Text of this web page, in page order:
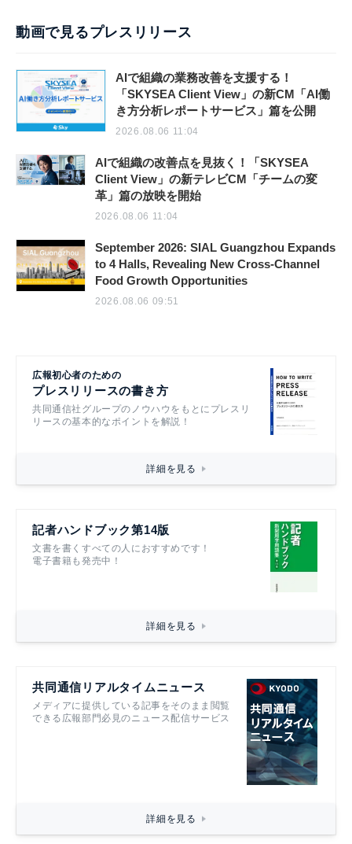
動画で見るプレスリリース
AIで組織の業務改善を支援する！
「SKYSEA Client View」の新CM「AI働
き方分析レポートサービス」篇を公開
2026.08.06 11:04
AIで組織の改善点を見抜く！「SKYSEA
Client View」の新テレビCM「チームの変
革」篇の放映を開始
2026.08.06 11:04
September 2026: SIAL Guangzhou Expands
to 4 Halls, Revealing New Cross-Channel
Food Growth Opportunities
2026.08.06 09:51
広報初心者のための
プレスリリースの書き方
共同通信社グループのノウハウをもとにプレスリ
リースの基本的なポイントを解説！
詳細を見る
記者ハンドブック第14版
文書を書くすべての人におすすめです！
電子書籍も発売中！
詳細を見る
共同通信リアルタイムニュース
メディアに提供している記事をそのまま閲覧
できる広報部門必見のニュース配信サービス
詳細を見る